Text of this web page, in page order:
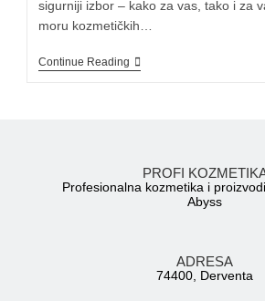
sigurniji izbor – kako za vas, tako i za
moru kozmetičkih…
Continue Reading
PROFI
Profesionalna kozmetika i
Abyss
ADRESA
74400, Derventa